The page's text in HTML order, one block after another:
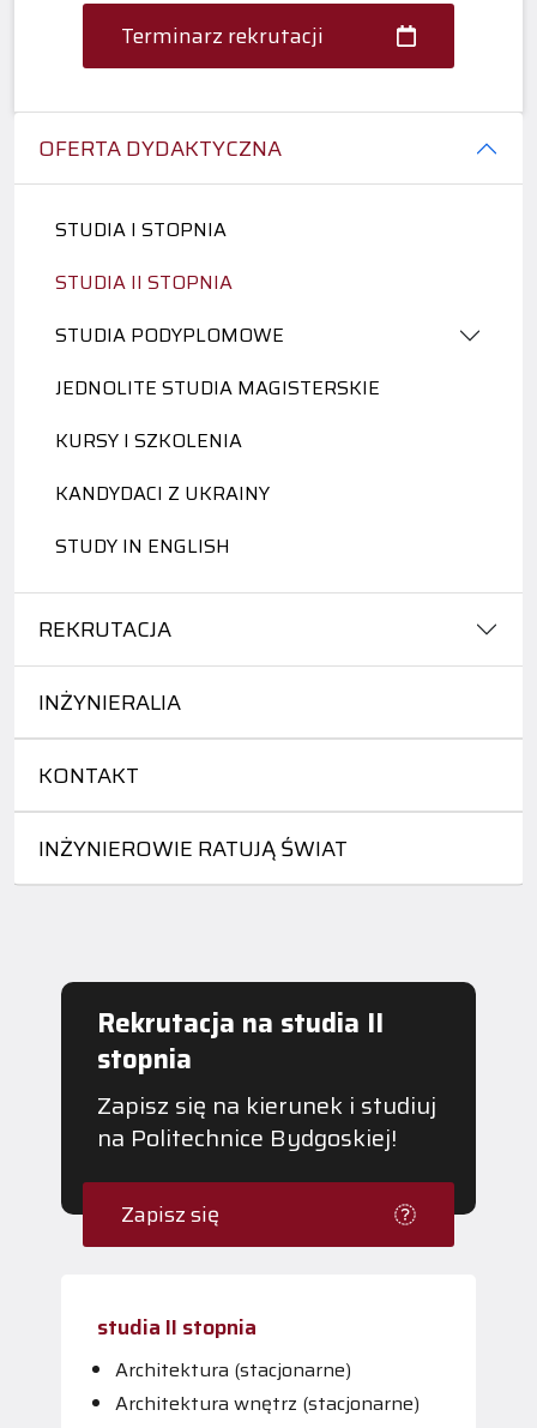
OFERTA DYDAKTYCZNA
STUDIA I STOPNIA
STUDIA II STOPNIA
STUDIA PODYPLOMOWE
JEDNOLITE STUDIA MAGISTERSKIE
KURSY I SZKOLENIA
KANDYDACI Z UKRAINY
STUDY IN ENGLISH
REKRUTACJA
INŻYNIERALIA
KONTAKT
INŻYNIEROWIE RATUJĄ ŚWIAT
Terminarz rekrutacji
Rekrutacja na studia II
stopnia
Zapisz się na kierunek i studiuj
na Politechnice Bydgoskiej!
Zapisz się
studia II stopnia
Architektura (stacjonarne)
Architektura wnętrz (stacjonarne)